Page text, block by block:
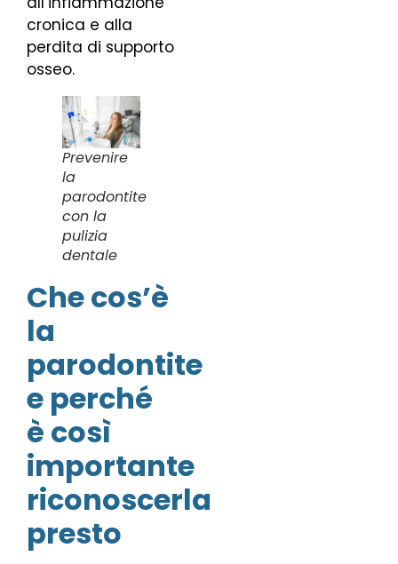
cronica e alla
perdita di supporto
osseo.
Prevenire
la
parodontite
con la
pulizia
dentale
Che cos’è
la
parodontite
e perché
è così
importante
riconoscerla
presto